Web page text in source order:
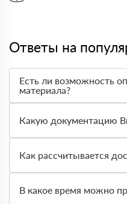
Ответы на
Есть ли возможность
материала?
оплата по факту
доставленный товар был
Вы вправе от него
Какую документацию
сертификаты и паспорта
транспортную накладную.
Как рассчитывается
персональный менеджер
Далее он передает
В какое время можно